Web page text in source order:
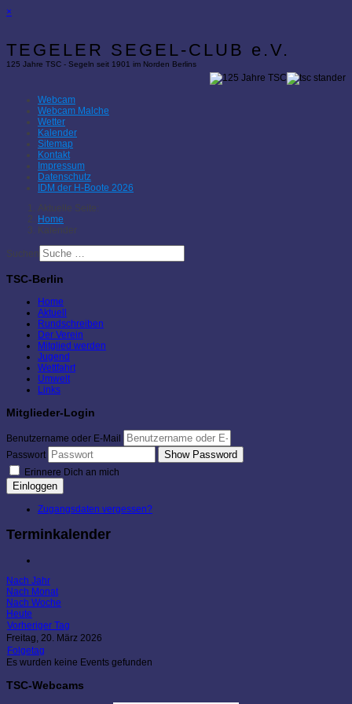
×
TEGELER SEGEL-CLUB e.V.
125 Jahre TSC - Segeln seit 1901 im Norden Berlins
Webcam
Webcam Malche
Wetter
Kalender
Sitemap
Kontakt
Impressum
Datenschutz
IDM der H-Boote 2026
Aktuelle Seite:
Home
Kalender
Suchen
TSC-Berlin
Home
Aktuell
Rundschreiben
Der Verein
Mitglied werden
Jugend
Wettfahrt
Umwelt
Links
Mitglieder-Login
Benutzername oder E-Mail
Passwort
Show Password
Erinnere Dich an mich
Einloggen
Zugangsdaten vergessen?
Terminkalender
Nach Jahr
Nach Monat
Nach Woche
Heute
Vorheriger Tag
Freitag, 20. März 2026
Folgetag
Es wurden keine Events gefunden
TSC-Webcams